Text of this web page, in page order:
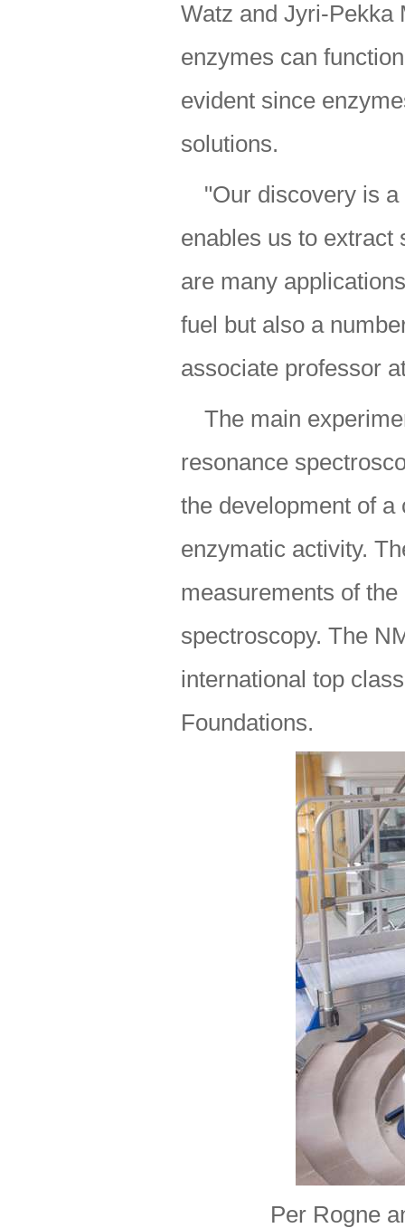
Watz and Jyri-Pekka
enzymes can
evident since
solutions.
"Our discovery is
enables us to extract
are many
fuel but also a
associate professor
The main
resonance
the development of
enzymatic activity.
measurements of
spectroscopy. The
international top
Foundations.
Per Rogne